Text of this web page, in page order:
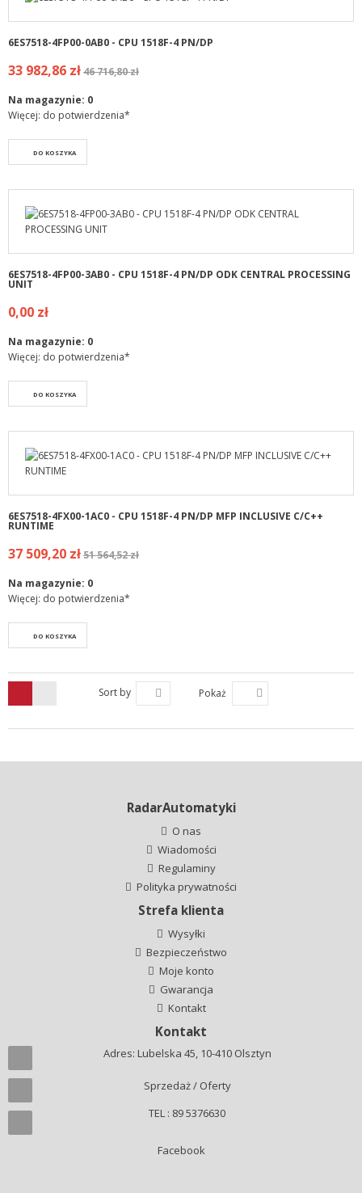
6ES7518-4FP00-0AB0 - CPU 1518F-4 PN/DP
33 982,86 zł46 716,80 zł
Na magazynie: 0
Więcej: do potwierdzenia*
DO KOSZYKA
6ES7518-4FP00-3AB0 - CPU 1518F-4 PN/DP ODK CENTRAL PROCESSING
UNIT
0,00 zł
Na magazynie: 0
Więcej: do potwierdzenia*
DO KOSZYKA
6ES7518-4FX00-1AC0 - CPU 1518F-4 PN/DP MFP INCLUSIVE C/C++
RUNTIME
37 509,20 zł51 564,52 zł
Na magazynie: 0
Więcej: do potwierdzenia*
DO KOSZYKA
Sort by Pokaż
RadarAutomatyki
O nas
Wiadomości
Regulaminy
Polityka prywatności
Strefa klienta
Wysyłki
Bezpieczeństwo
Moje konto
Gwarancja
Kontakt
Kontakt
Adres: Lubelska 45, 10-410 Olsztyn
Sprzedaż / Oferty
TEL : 89 5376630
Facebook